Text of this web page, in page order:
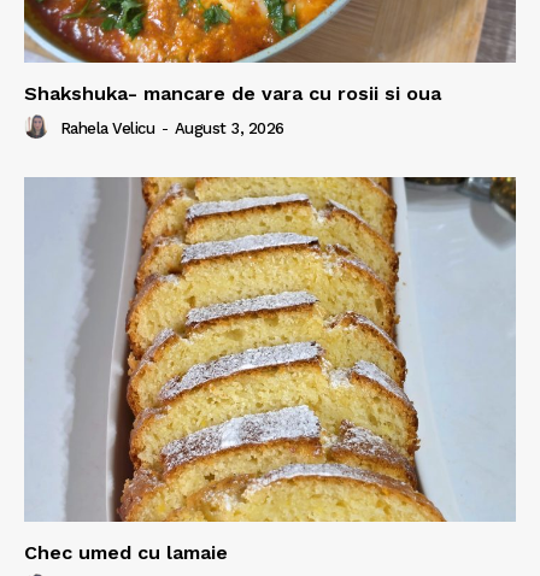
Shakshuka- mancare de vara cu rosii si oua
Rahela Velicu - August 3, 2026
Chec umed cu lamaie